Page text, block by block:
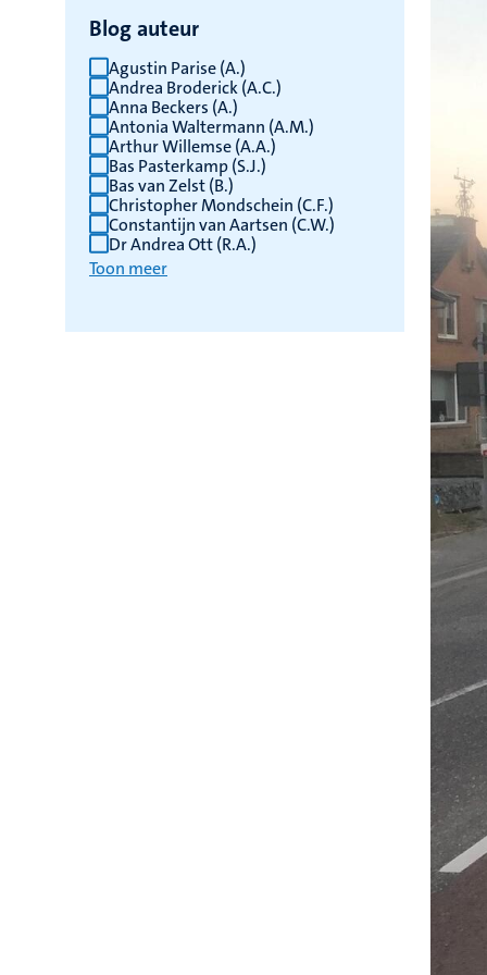
Blog auteur
Agustin Parise (A.)
Andrea Broderick (A.C.)
Anna Beckers (A.)
Antonia Waltermann (A.M.)
Arthur Willemse (A.A.)
Bas Pasterkamp (S.J.)
Bas van Zelst (B.)
Christopher Mondschein (C.F.)
Constantijn van Aartsen (C.W.)
Dr Andrea Ott (R.A.)
Toon meer